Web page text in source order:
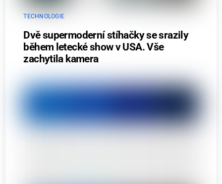
TECHNOLOGIE
Dvě supermoderní stíhačky se srazily
během letecké show v USA. Vše
zachytila kamera